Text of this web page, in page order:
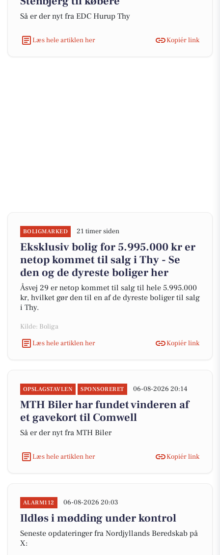
Så er der nyt fra EDC Hurup Thy
Læs hele artiklen her Kopiér link
BOLIGMARKED 21 timer siden
Eksklusiv bolig for 5.995.000 kr er
netop kommet til salg i Thy - Se
den og de dyreste boliger her
Åsvej 29 er netop kommet til salg til hele 5.995.000
kr, hvilket gør den til en af de dyreste boliger til salg
i Thy.
Kilde: Boliga
Læs hele artiklen her
Kopiér link
OPSLAGSTAVLEN SPONSORERET 06-08-2026 20:14
MTH Biler har fundet vinderen af
et gavekort til Comwell
Så er der nyt fra MTH Biler
Læs hele artiklen her Kopiér link
ALARM112 06-08-2026 20:03
Ildløs i mødding under kontrol
Seneste opdateringer fra Nordjyllands Beredskab på
X: